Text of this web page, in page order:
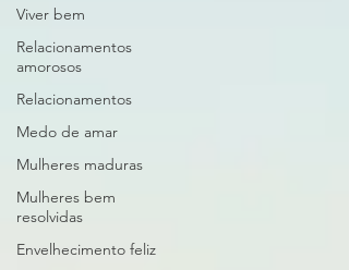
Viver bem
Relacionamentos
amorosos
Relacionamentos
Medo de amar
Mulheres maduras
Mulheres bem
resolvidas
Envelhecimento feliz